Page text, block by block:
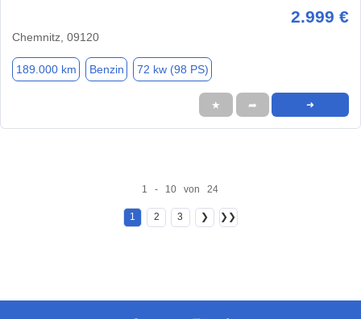
2.999 €
Chemnitz, 09120
189.000 km Benzin 72 kw (98 PS)
★ ➦ ➜
1 - 10 von 24
1 2 3 ❯ ❯❯